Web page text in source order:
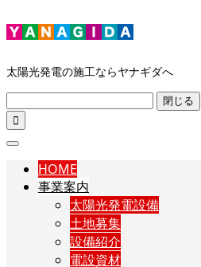
太陽光発電の施工ならヤナギダへ
閉じる

HOME
事業案内
太陽光発電設備
土地募集
設備紹介
電設資材